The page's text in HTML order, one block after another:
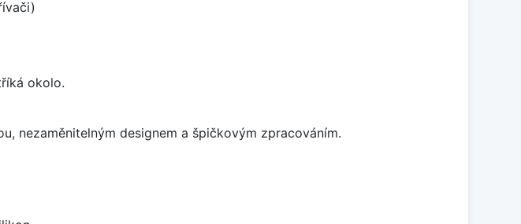
okolo.
nezaměnitelným designem a špičkovým zpracováním.